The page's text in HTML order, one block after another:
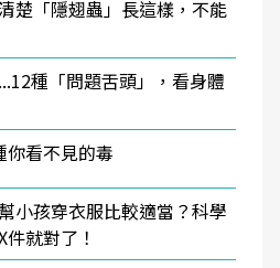
楚「隱翅蟲」長這樣，不能
種「問題舌頭」，看身體
你看不見的毒
小孩穿衣服比較適當？科學
就對了！